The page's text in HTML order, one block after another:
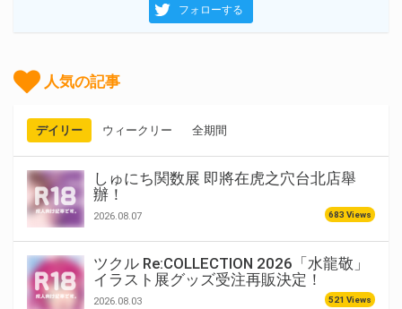
フォローする
人気の記事
デイリー ウィークリー 全期間
しゅにち関数展 即將在虎之穴台北店舉
辦！
2026.08.07 683 Views
ツクル Re:COLLECTION 2026「水龍敬」
イラスト展グッズ受注再販決定！
2026.08.03 521 Views